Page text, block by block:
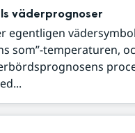
väderprognoser
egentligen
som”-temperaturen,